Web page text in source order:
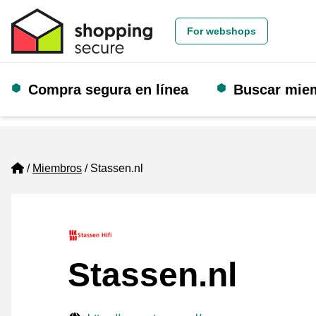
For webshops
Compra segura en línea Buscar
Home
Miembros Stassen.nl
Stassen.nl